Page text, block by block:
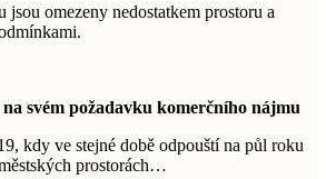
omezeny nedostatkem prostoru a
svém požadavku komerčního nájmu
kdy ve stejné době odpouští na půl roku
prostorách…